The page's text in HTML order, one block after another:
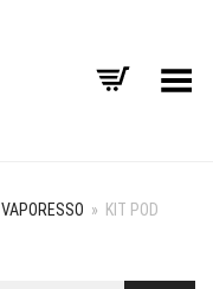
Alternar Menu
VAPORESSO » KIT POD